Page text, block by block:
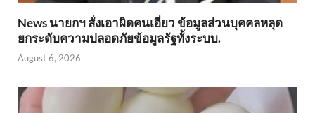
News นายกฯ สั่งเอาผิดคนเอี่ยว ข้อมูลส่วนบุคคลหลุด
ยกระดับความปลอดภัยข้อมูลรัฐทั้งระบบ.
August 6, 2026